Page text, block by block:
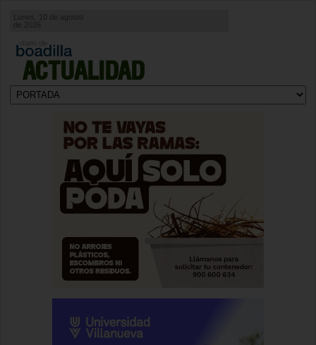
ACTUALIDAD
Lunes, 10 de agosto